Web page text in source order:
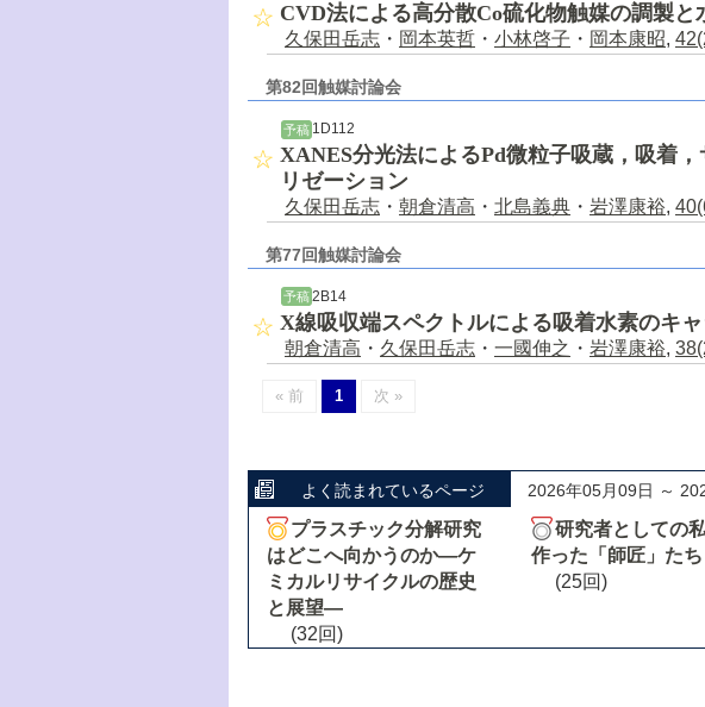
CVD法による高分散Co硫化物触媒の調製と
久保田岳志 ・ 岡本英哲 ・ 小林啓子 ・ 岡本康昭,
第82回触媒討論会
予稿1D112
XANES分光法によるPd微粒子吸蔵，吸着
リゼーション
久保田岳志 ・ 朝倉清高 ・ 北島義典 ・ 岩澤康裕,
第77回触媒討論会
予稿 2B14
X線吸収端スペクトルによる吸着水素のキ
朝倉清高 ・ 久保田岳志 ・ 一國伸之 ・ 岩澤康裕,
« 前 1 次 »
よく読まれているページ 2026年05月09日 ～
プラスチック分解研究
はどこへ向かうのか―ケ
ミカルリサイクルの歴史
と展望―
(32回)
研究者としての
作った「師匠」たち
(25回)